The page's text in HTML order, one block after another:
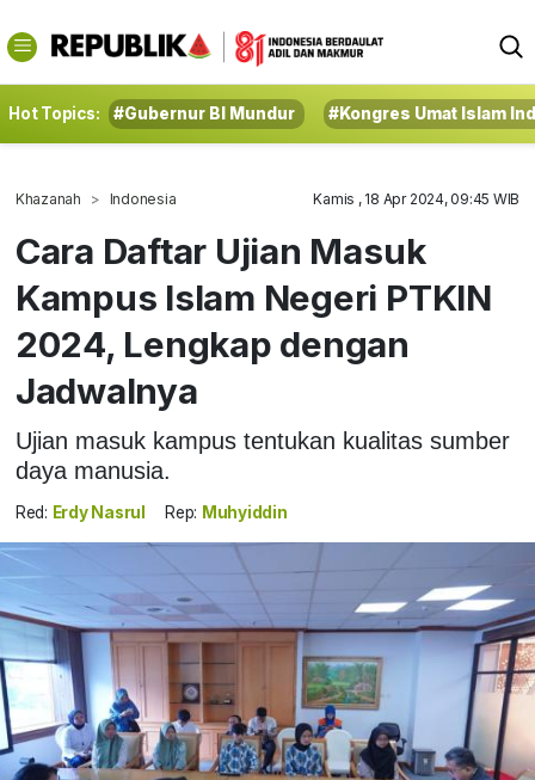
Hot Topics: #Gubernur BI Mundur #Kongres Umat Islam
Khazanah Indonesia Kamis , 18 Apr 2024, 09:45 WIB
Cara Daftar Ujian Masuk
Kampus Islam Negeri PTKIN
2024, Lengkap dengan
Jadwalnya
Ujian masuk kampus tentukan kualitas sumber
daya manusia.
Red: Erdy Nasrul Rep: Muhyiddin